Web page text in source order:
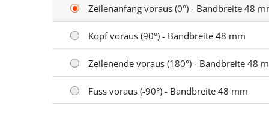
Zeilenanfang voraus (0°) - Bandbreite 48
Kopf voraus (90°) - Bandbreite 48 mm
Zeilenende voraus (180°) - Bandbreite 48
Fuss voraus (-90°) - Bandbreite 48 mm